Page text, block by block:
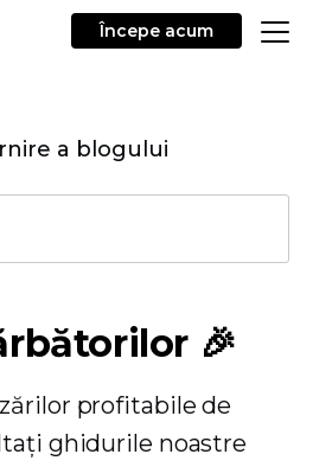
Începe acum
a blogului
🎉
profitabile de
ghidurile noastre